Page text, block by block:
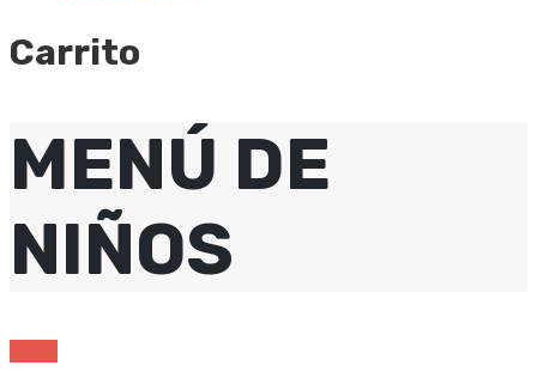
Carrito
MENÚ DE
NIÑOS